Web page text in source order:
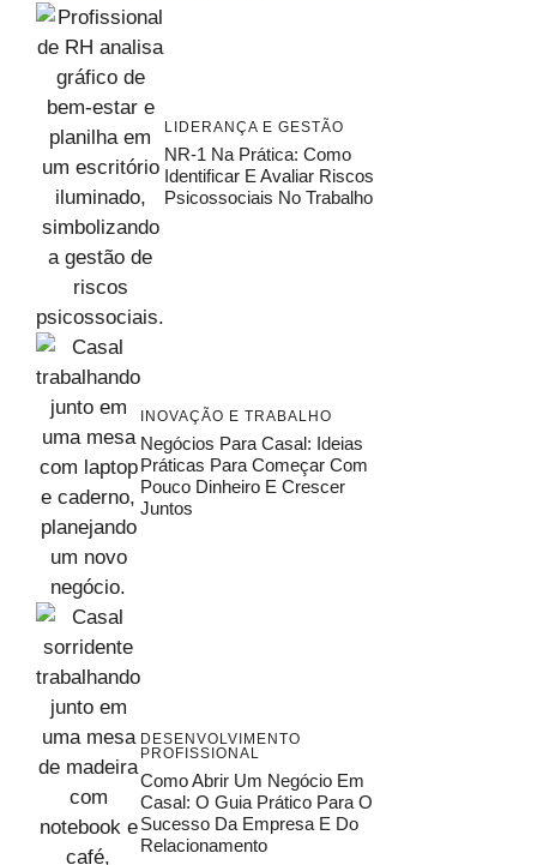
LIDERANÇA E GESTÃO
NR-1 Na Prática: Como
Identificar E Avaliar Riscos
Psicossociais No Trabalho
INOVAÇÃO E TRABALHO
Negócios Para Casal: Ideias
Práticas Para Começar Com
Pouco Dinheiro E Crescer
Juntos
DESENVOLVIMENTO
PROFISSIONAL
Como Abrir Um Negócio Em
Casal: O Guia Prático Para O
Sucesso Da Empresa E Do
Relacionamento